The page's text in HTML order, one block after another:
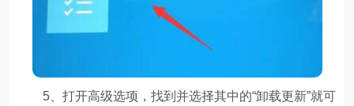
5、打开高级选项，找到并选择其中的“卸载更新”就可